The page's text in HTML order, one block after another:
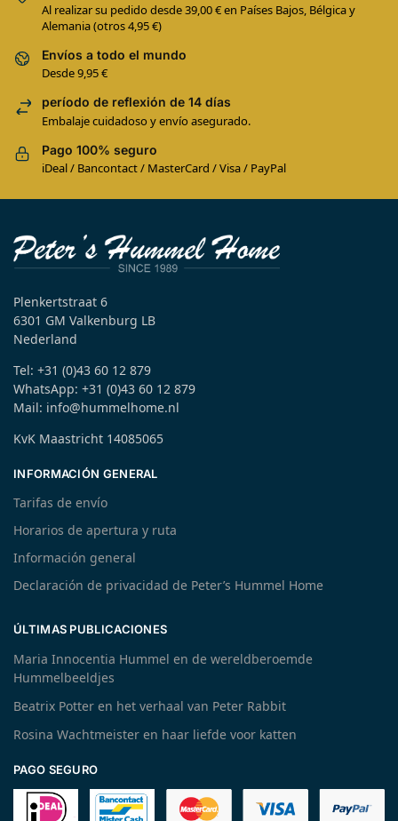
Al realizar su pedido desde 39,00 € en Países Bajos, Bélgica y
Alemania (otros 4,95 €)
Envíos a todo el mundo
Desde 9,95 €
período de reflexión de 14 días
Embalaje cuidadoso y envío asegurado.
Pago 100% seguro
iDeal / Bancontact / MasterCard / Visa / PayPal
Plenkertstraat 6
6301 GM Valkenburg LB
Nederland
Tel: +31 (0)43 60 12 879
WhatsApp: +31 (0)43 60 12 879
Mail: info@hummelhome.nl
KvK Maastricht 14085065
INFORMACIÓN GENERAL
Tarifas de envío
Horarios de apertura y ruta
Información general
Declaración de privacidad de Peter’s Hummel Home
ÚLTIMAS PUBLICACIONES
Maria Innocentia Hummel en de wereldberoemde
Hummelbeeldjes
Beatrix Potter en het verhaal van Peter Rabbit
Rosina Wachtmeister en haar liefde voor katten
PAGO SEGURO